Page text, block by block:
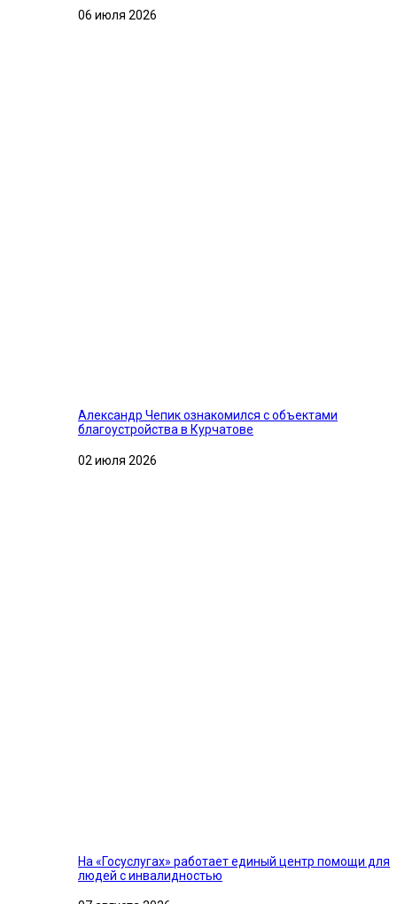
06 июля 2026
Александр Чепик ознакомился с объектами
благоустройства в Курчатове
02 июля 2026
На «Госуслугах» работает единый центр помощи для
людей с инвалидностью